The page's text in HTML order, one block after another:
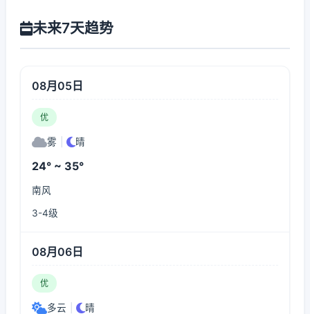
未来7天趋势
08月05日
优
雾 晴
24° ~ 35°
南风
3-4级
08月06日
优
多云 晴